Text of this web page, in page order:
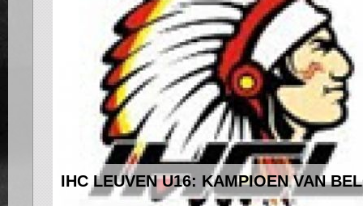
IHC LEUVEN U16: KAMPIOEN VAN